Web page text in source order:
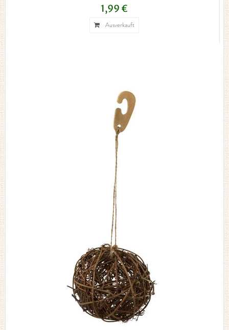
1,99 €
Ausverkauft